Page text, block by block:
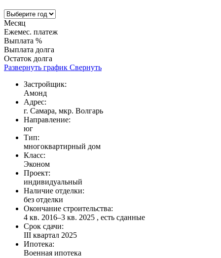
Месяц
Ежемес. платеж
Выплата %
Выплата долга
Остаток долга
Развернуть график Свернуть
Застройщик:
Амонд
Адрес:
г. Самара, мкр. Волгарь
Направление:
юг
Тип:
многоквартирный дом
Класс:
Эконом
Проект:
индивидуальный
Наличие отделки:
без отделки
Окончание строительства:
4 кв. 2016–3 кв. 2025 , есть сданные
Срок сдачи:
III квартал 2025
Ипотека:
Военная ипотека